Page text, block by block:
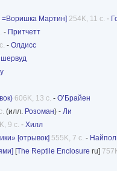
=Воришка Мартин] 254K, 11 с. -
- Притчетт
- Олдисс
606K, 13 с. - О’Брайен
(илл. Розоман) - Ли
9 с. - Хилл
[отрывок] 555K, 7 с. - Найпол
[The Reptile Enclosure ru]